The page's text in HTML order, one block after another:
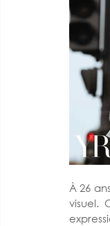
À 26
visuel.